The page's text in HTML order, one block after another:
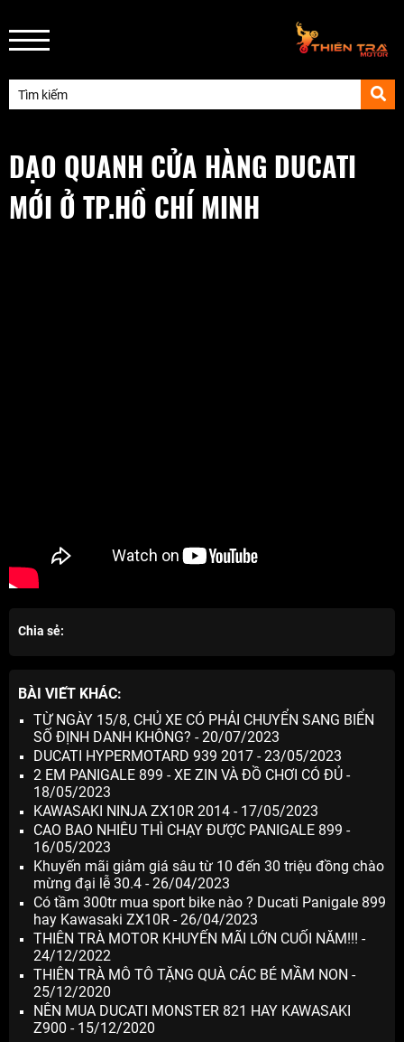
DẠO QUANH CỬA HÀNG DUCATI
MỚI Ở TP.HỒ CHÍ MINH
Chia sẻ:
BÀI VIẾT KHÁC:
TỪ NGÀY 15/8, CHỦ XE CÓ PHẢI CHUYỂN SANG BIỂN
SỐ ĐỊNH DANH KHÔNG? - 20/07/2023
DUCATI HYPERMOTARD 939 2017 - 23/05/2023
2 EM PANIGALE 899 - XE ZIN VÀ ĐỒ CHƠI CÓ ĐỦ -
18/05/2023
KAWASAKI NINJA ZX10R 2014 - 17/05/2023
CAO BAO NHIÊU THÌ CHẠY ĐƯỢC PANIGALE 899 -
16/05/2023
Khuyến mãi giảm giá sâu từ 10 đến 30 triệu đồng chào
mừng đại lễ 30.4 - 26/04/2023
Có tầm 300tr mua sport bike nào ? Ducati Panigale 899
hay Kawasaki ZX10R - 26/04/2023
THIÊN TRÀ MOTOR KHUYẾN MÃI LỚN CUỐI NĂM!!! -
24/12/2022
THIÊN TRÀ MÔ TÔ TẶNG QUÀ CÁC BÉ MẦM NON -
25/12/2020
NÊN MUA DUCATI MONSTER 821 HAY KAWASAKI
Z900 - 15/12/2020